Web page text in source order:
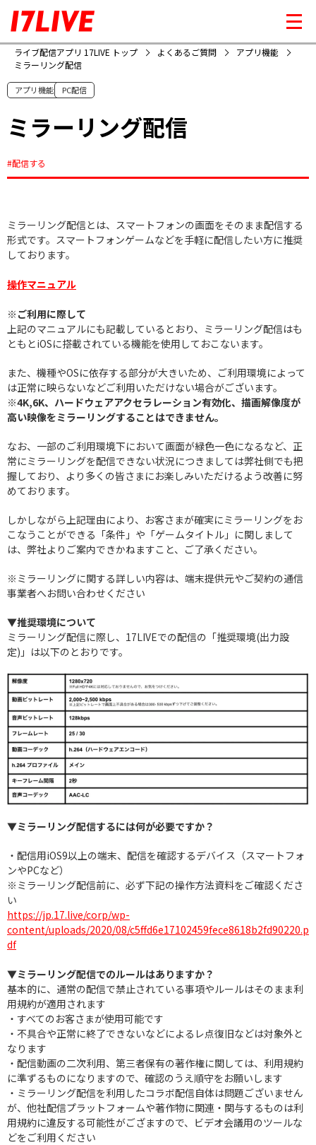
ライブ配信アプリ 17LIVE トップ よくあるご質問
アプリ機能
ミラーリング配信
アプリ機能 PC配信
ミラーリング配信
#配信する
ミラーリング配信とは、スマートフォンの画面をそのまま配信する
形式です。スマートフォンゲームなどを手軽に配信したい方に推奨
しております。
操作マニュアル
※ご利用に際して
上記のマニュアルにも記載しているとおり、ミラーリング配信はも
ともとiOSに搭載されている機能を使用しておこないます。
また、機種やOSに依存する部分が大きいため、ご利用環境によって
は正常に映らないなどご利用いただけない場合がございます。
※4K,6K、ハードウェアアクセラレーション有効化、描画解像度が
高い映像をミラーリングすることはできません。
なお、一部のご利用環境下において画面が緑色一色になるなど、正
常にミラーリングを配信できない状況につきましては弊社側でも把
握しており、より多くの皆さまにお楽しみいただけるよう改善に努
めております。
しかしながら上記理由により、お客さまが確実にミラーリングをお
こなうことができる「条件」や「ゲームタイトル」に関しまして
は、弊社よりご案内できかねますこと、ご了承ください。
※ミラーリングに関する詳しい内容は、端末提供元やご契約の通信
事業者へお問い合わせください
▼推奨環境について
ミラーリング配信に際し、17LIVEでの配信の「推奨環境(出力設
定)」は以下のとおりです。
▼ミラーリング配信するには何が必要ですか？
・配信用iOS9以上の端末、配信を確認するデバイス（スマートフォ
ンやPCなど）
※ミラーリング配信前に、必ず下記の操作方法資料をご確認くださ
い
https://jp.17.live/corp/wp-
content/uploads/2020/08/c5ffd6e17102459fece8618b2fd90220.p
df
▼ミラーリング配信でのルールはありますか？
基本的に、通常の配信で禁止されている事項やルールはそのまま利
用規約が適用されます
・すべてのお客さまが使用可能です
・不具合や正常に終了できないなどによるレ点復旧などは対象外と
なります
・配信動画の二次利用、第三者保有の著作権に関しては、利用規約
に準ずるものになりますので、確認のうえ順守をお願いします
・ミラーリング配信を利用したコラボ配信自体は問題ございません
が、他社配信プラットフォームや著作物に関連・関与するものは利
用規約に違反する可能性がござますので、ビデオ会議用のツールな
どをご利用ください